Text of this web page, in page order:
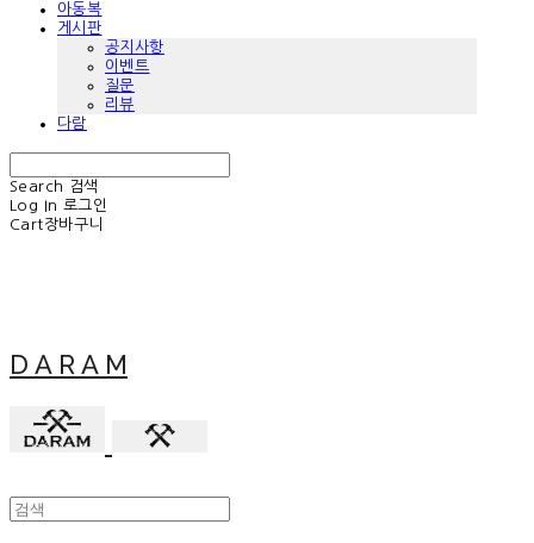
아동복
게시판
공지사항
이벤트
질문
리뷰
다람
Search
검색
Log In 로그인
Cart장바구니
D A R A M